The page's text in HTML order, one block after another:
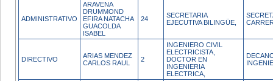
ADMINISTRATIVO
ARAVENA
DRUMMOND
EFIRA NATACHA
GUACOLDA
ISABEL
24
SECRETARIA
EJECUTIVA BILINGÜE,
DIRECTIVO
ARIAS MENDEZ
CARLOS RAUL
2
INGENIERO CIVIL
ELECTRICISTA,
DOCTOR EN
INGENIERIA
ELECTRICA,